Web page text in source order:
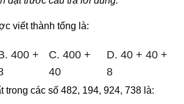
viết thành tổng là:
400 +
C. 400 +
40
D. 40 + 40 +
8
trong các số 482, 194, 924, 738 là: